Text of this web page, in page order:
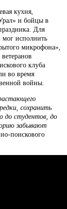
кухня,
и бойцы в
Для
мог исполнить
микрофона»,
клуба
во время
войны.
сохранить
до студентов, до
забывают
поискового